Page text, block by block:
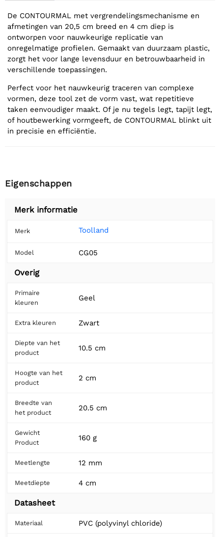
De CONTOURMAL met vergrendelingsmechanisme en
afmetingen van 20,5 cm breed en 4 cm diep is
ontworpen voor nauwkeurige replicatie van
onregelmatige profielen. Gemaakt van duurzaam plastic,
zorgt het voor lange levensduur en betrouwbaarheid in
verschillende toepassingen.
Perfect voor het nauwkeurig traceren van complexe
vormen, deze tool zet de vorm vast, wat repetitieve
taken eenvoudiger maakt. Of je nu tegels legt, tapijt legt,
of houtbewerking vormgeeft, de CONTOURMAL blinkt uit
in precisie en efficiëntie.
Eigenschappen
Merk informatie
Merk Toolland
Model CG05
Overig
Primaire
kleuren
Geel
Extra kleuren Zwart
Diepte van het
product
10.5 cm
Hoogte van het
product
2 cm
Breedte van
het product
20.5 cm
Gewicht
Product
160 g
Meetlengte 12 mm
Meetdiepte 4 cm
Datasheet
Materiaal PVC (polyvinyl chloride)